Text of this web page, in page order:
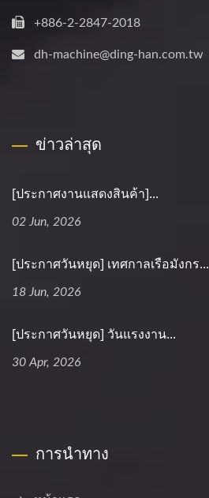
+886-2-2847-2018
dh-machine@ding-han.com.tw
ข่าวล่าสุด
[ประกาศงานแสดงสินค้า]...
02 Jun, 2026
[ประกาศวันหยุด] เทศกาลเรือมังกร...
18 Jun, 2026
[ประกาศวันหยุด] วันแรงงาน...
30 Apr, 2026
การนำทาง